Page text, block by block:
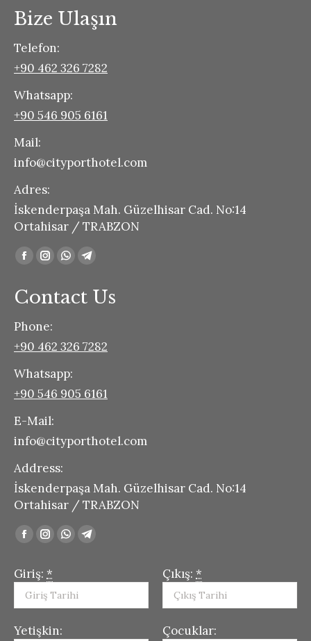
Bize Ulaşın
Telefon:
+90 462 326 7282
Whatsapp:
+90 546 905 6161
Mail:
info@cityporthotel.com
Adres:
İskenderpaşa Mah. Güzelhisar Cad. No:14
Ortahisar / TRABZON
Find us on:
Facebook
opens
in
new
window
Instagram
opens
new
window
Whatsapp
opens
window
Telegram
opens
window
Contact Us
Phone:
+90 462 326 7282
Whatsapp:
+90 546 905 6161
E-Mail:
info@cityporthotel.com
Address:
İskenderpaşa Mah. Güzelhisar Cad. No:14
Ortahisar / TRABZON
Find us on:
Facebook
opens
in
window
Instagram
opens
in
window
Whatsapp
opens
in
Telegram
opens
Giriş: * Çıkış: *
Yetişkin: Çocuklar: